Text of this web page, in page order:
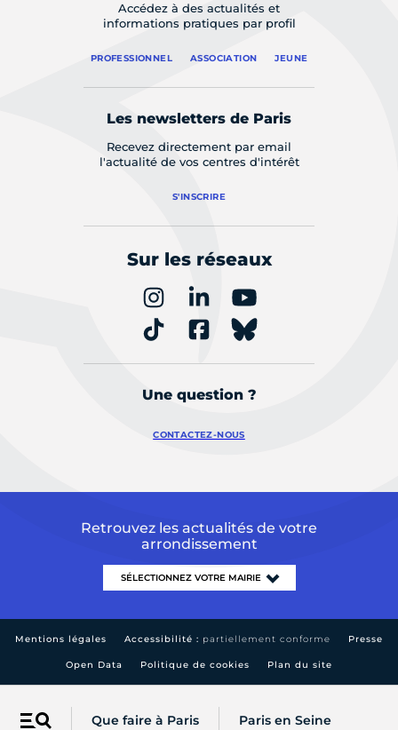
Que faire à Paris Paris en Seine
Accédez à des actualités et
informations pratiques par profil
PROFESSIONNEL ASSOCIATION JEUNE
Les newsletters de Paris
Recevez directement par email
l'actualité de vos centres d'intérêt
S'INSCRIRE
Sur les réseaux
Une question ?
CONTACTEZ-NOUS
Retrouvez les actualités de votre
arrondissement
Mentions légales Accessibilité : partiellement conforme Presse
Open Data Politique de cookies Plan du site